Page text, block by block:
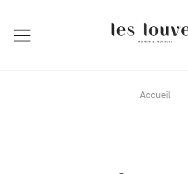
Accueil